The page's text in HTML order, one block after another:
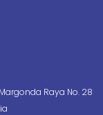
Raya No. 28